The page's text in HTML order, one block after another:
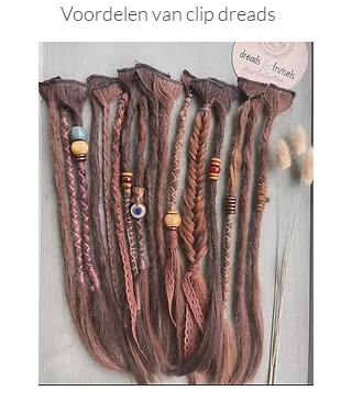
Voordelen van clip dreads